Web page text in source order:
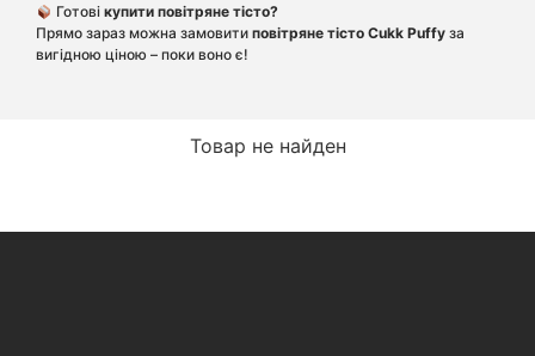
Готові купити повітряне тісто?
Прямо зараз можна замовити повітряне тісто Cukk Puffy за
вигідною ціною – поки воно є!
Товар не найден